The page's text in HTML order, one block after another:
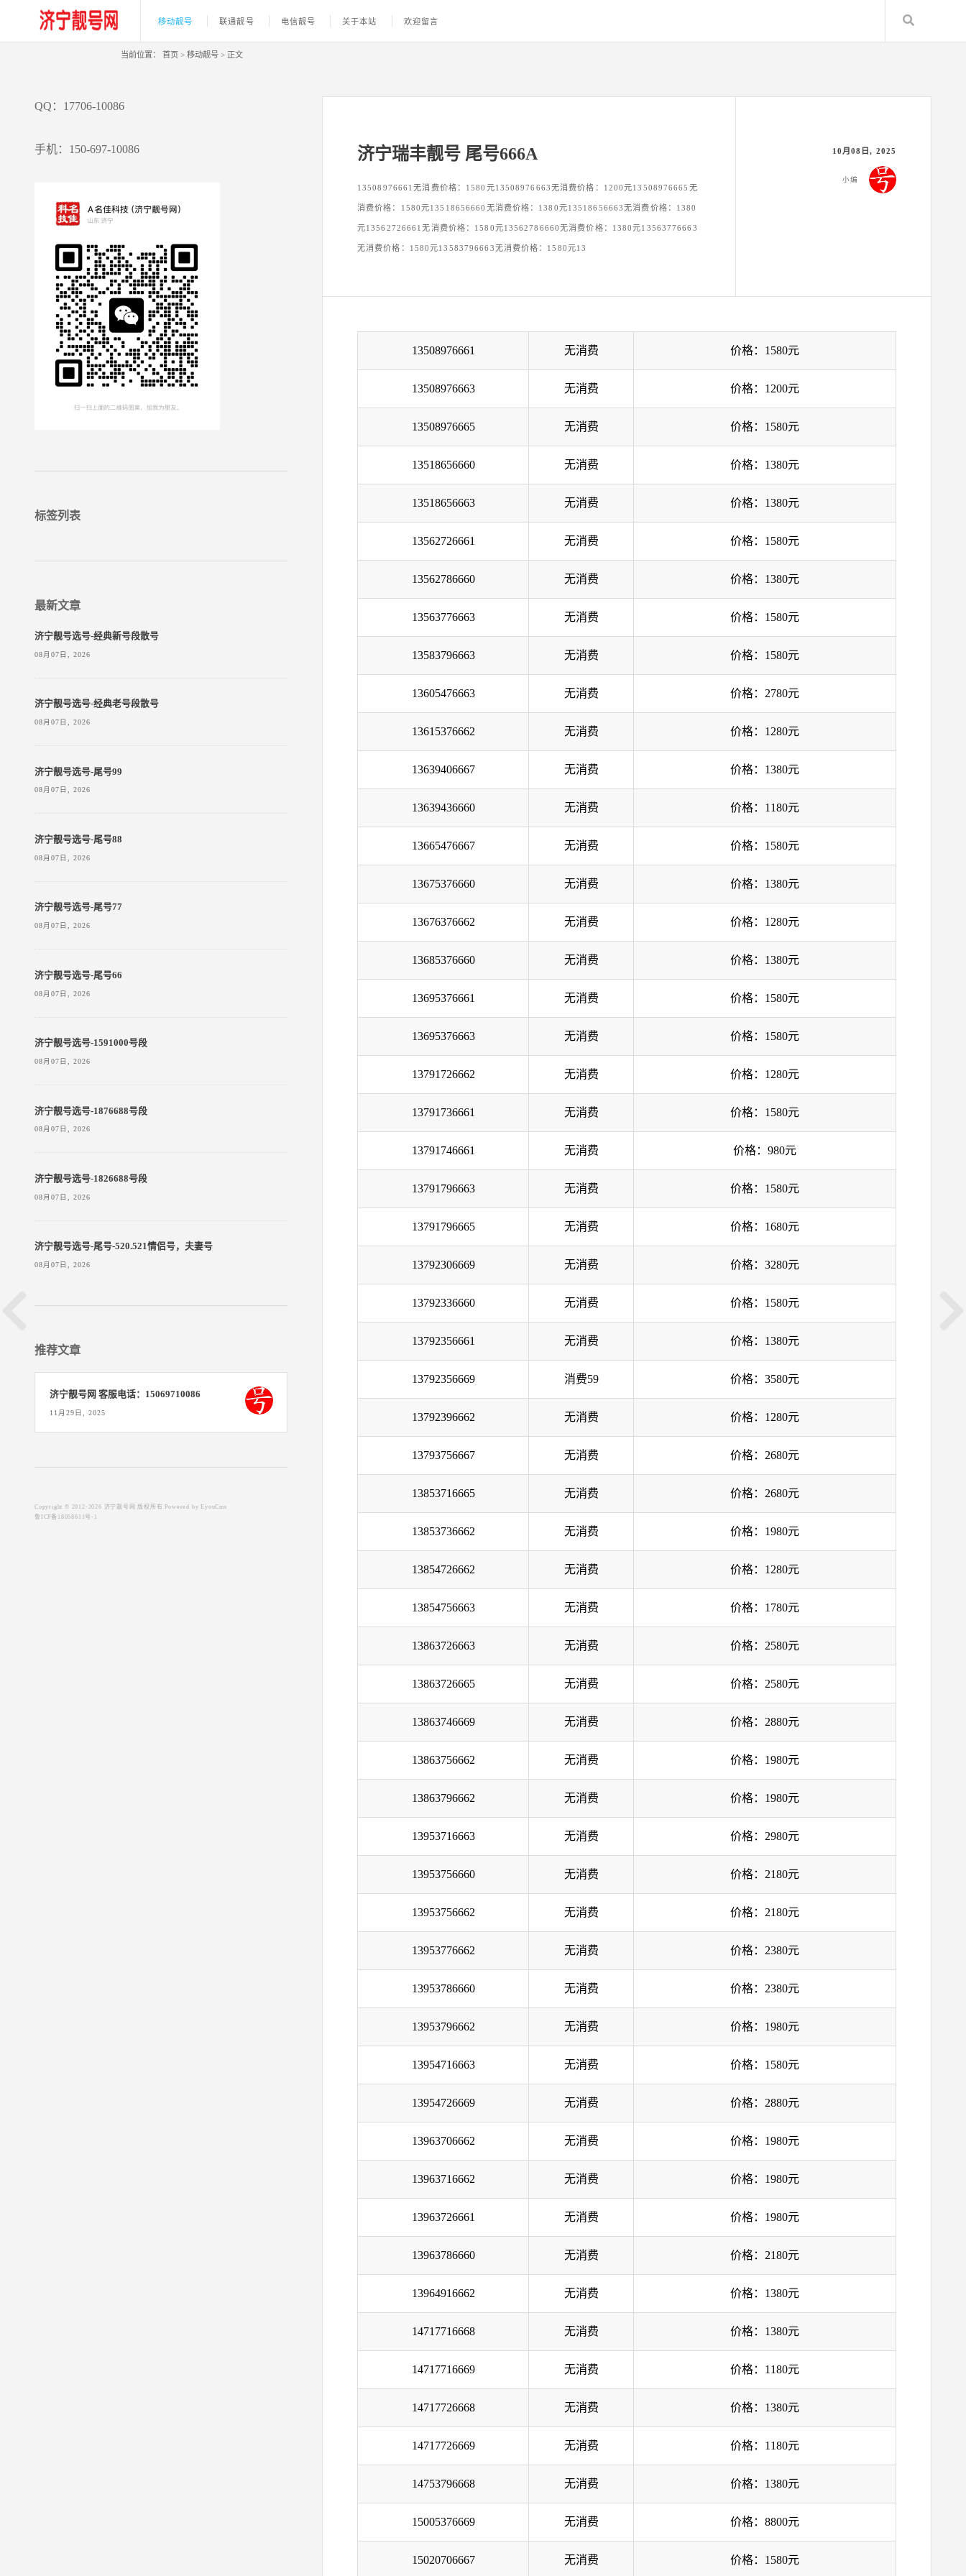
移动靓号 联通靓号 电信靓号 关于本站 欢迎留言
当前位置： 首页 > 移动靓号 > 正文
济宁瑞丰靓号 尾号666A
13508976661无消费价格：1580元13508976663无消费价格：1200元13508976665无
消费价格：1580元13518656660无消费价格：1380元13518656663无消费价格：1380
元13562726661无消费价格：1580元13562786660无消费价格：1380元13563776663
无消费价格：1580元13583796663无消费价格：1580元13
10月08日, 2025
小编
13508976661 无消费 价格：1580元
13508976663 无消费 价格：1200元
13508976665 无消费 价格：1580元
13518656660 无消费 价格：1380元
13518656663 无消费 价格：1380元
13562726661 无消费 价格：1580元
13562786660 无消费 价格：1380元
13563776663 无消费 价格：1580元
13583796663 无消费 价格：1580元
13605476663 无消费 价格：2780元
13615376662 无消费 价格：1280元
13639406667 无消费 价格：1380元
13639436660 无消费 价格：1180元
13665476667 无消费 价格：1580元
13675376660 无消费 价格：1380元
13676376662 无消费 价格：1280元
13685376660 无消费 价格：1380元
13695376661 无消费 价格：1580元
13695376663 无消费 价格：1580元
13791726662 无消费 价格：1280元
13791736661 无消费 价格：1580元
13791746661 无消费 价格：980元
13791796663 无消费 价格：1580元
13791796665 无消费 价格：1680元
13792306669 无消费 价格：3280元
13792336660 无消费 价格：1580元
13792356661 无消费 价格：1380元
13792356669 消费59 价格：3580元
13792396662 无消费 价格：1280元
13793756667 无消费 价格：2680元
13853716665 无消费 价格：2680元
13853736662 无消费 价格：1980元
13854726662 无消费 价格：1280元
13854756663 无消费 价格：1780元
13863726663 无消费 价格：2580元
13863726665 无消费 价格：2580元
13863746669 无消费 价格：2880元
13863756662 无消费 价格：1980元
13863796662 无消费 价格：1980元
13953716663 无消费 价格：2980元
13953756660 无消费 价格：2180元
13953756662 无消费 价格：2180元
13953776662 无消费 价格：2380元
13953786660 无消费 价格：2380元
13953796662 无消费 价格：1980元
13954716663 无消费 价格：1580元
13954726669 无消费 价格：2880元
13963706662 无消费 价格：1980元
13963716662 无消费 价格：1980元
13963726661 无消费 价格：1980元
13963786660 无消费 价格：2180元
13964916662 无消费 价格：1380元
14717716668 无消费 价格：1380元
14717716669 无消费 价格：1180元
14717726668 无消费 价格：1380元
14717726669 无消费 价格：1180元
14753796668 无消费 价格：1380元
15005376669 无消费 价格：8800元
15020706667 无消费 价格：1580元
QQ：17706-10086
手机：150-697-10086
标签列表
最新文章
济宁靓号选号-经典新号段散号
08月07日, 2026
济宁靓号选号-经典老号段散号
08月07日, 2026
济宁靓号选号-尾号99
08月07日, 2026
济宁靓号选号-尾号88
08月07日, 2026
济宁靓号选号-尾号77
08月07日, 2026
济宁靓号选号-尾号66
08月07日, 2026
济宁靓号选号-1591000号段
08月07日, 2026
济宁靓号选号-1876688号段
08月07日, 2026
济宁靓号选号-1826688号段
08月07日, 2026
济宁靓号选号-尾号-520.521情侣号，夫妻号
08月07日, 2026
推荐文章
济宁靓号网 客服电话：15069710086
11月29日, 2025
Copyright © 2012-2026 济宁靓号网 版权所有
Powered by EyouCms
鲁ICP备18058611号-1